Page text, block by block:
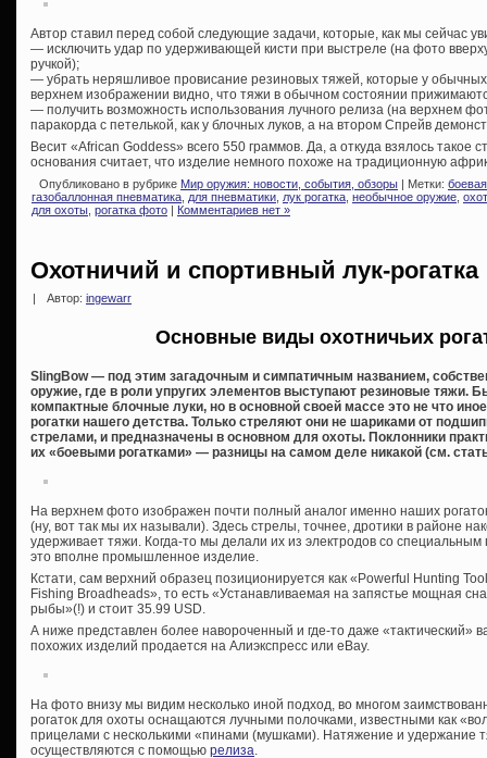
Автор ставил перед собой следующие задачи, которые, как мы сейчас
— исключить удар по удерживающей кисти при выстреле (на фото
ручкой);
— убрать неряшливое провисание резиновых тяжей, которые у
верхнем изображении видно, что тяжи в обычном состоянии
— получить возможность использования лучного релиза (на верхнем
паракорда с петелькой, как у блочных луков, а на втором Спрейв
Весит «African Goddess» всего 550 граммов. Да, а откуда взялось такое
основания считает, что изделие немного похоже на традиционную
Опубликовано в рубрике Мир оружия: новости, события, обзоры | Метки:
газобаллонная пневматика для пневматики лук рогатка необычное оружие
для охоты рогатка фото Комментариев нет »
Охотничий и спортивный лук-рогатка
| Автор: ingewarr
Основные виды охотничьих
SlingBow — под этим загадочным и симпатичным названием,
оружие, где в роли упругих элементов выступают резиновые тяжи.
компактные блочные луки, но в основной своей массе это не что
рогатки нашего детства. Только стреляют они не шариками от
стрелами, и предназначены в основном для охоты. Поклонники
их «боевыми рогатками» — разницы на самом деле никакой (см.
На верхнем фото изображен почти полный аналог именно наших
(ну, вот так мы их называли). Здесь стрелы, точнее, дротики в районе
удерживает тяжи. Когда-то мы делали их из электродов со
это вполне промышленное изделие.
Кстати, сам верхний образец позиционируется как «Powerful Hunting
Fishing Broadheads», то есть «Устанавливаемая на запястье мощная
рыбы»(!) и стоит 35.99 USD.
А ниже представлен более навороченный и где-то даже «тактический»
похожих изделий продается на Алиэкспресс или eBay.
На фото внизу мы видим несколько иной подход, во многом
рогаток для охоты оснащаются лучными полочками, известными как
прицелами с несколькими «пинами (мушками). Натяжение и удержание
осуществляются с помощью релиза.